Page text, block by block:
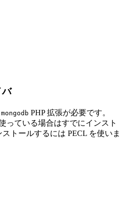
バ
mongodb PHP 拡張が必要です。
っている場合はすでにインスト
トールするには PECL を使いま